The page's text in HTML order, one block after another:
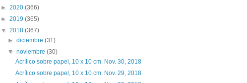
► 2020 (366)
► 2019 (365)
▼ 2018 (367)
►diciembre(31)
▼noviembre(30)
Acrílico sobre papel, 10 x 10 cm. Nov. 30, 2018
Acrílico sobre papel, 10 x 10 cm. Nov. 29, 2018